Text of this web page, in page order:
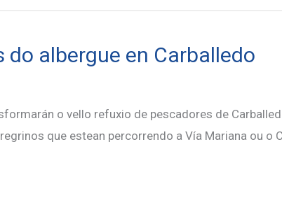
do albergue en Carballedo
o vello refuxio de pescadores de
que estean percorrendo a Vía Mariana ou o